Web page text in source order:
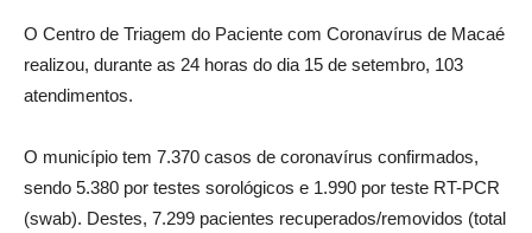
O Centro de Triagem do Paciente com Coronavírus de Macaé
realizou, durante as 24 horas do dia 15 de setembro, 103
atendimentos.
O município tem 7.370 casos de coronavírus confirmados,
sendo 5.380 por testes sorológicos e 1.990 por teste RT-PCR
(swab). Destes, 7.299 pacientes recuperados/removidos (total